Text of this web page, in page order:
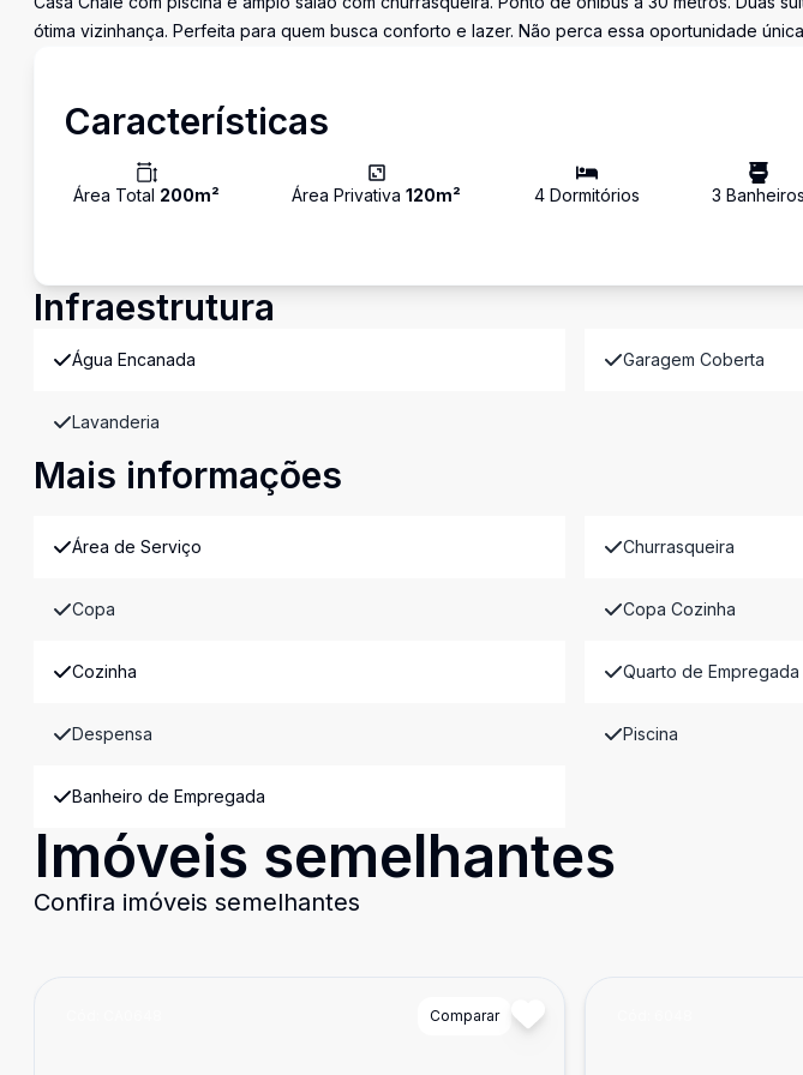
ótima vizinhança. Perfeita para quem busca conforto e lazer. Não perca essa oportunidade
Características
Área Total 200m² Área Privativa120m² 4Dormitórios 3 Banheiros
Infraestrutura
Água Encanada Garagem Coberta
Lavanderia
Mais informações
Área de Serviço Churrasqueira
Copa Copa Cozinha
Cozinha Quarto de Empregada
Despensa Piscina
Banheiro de Empregada
Imóveis semelhantes
Confira imóveis semelhantes
Comparar